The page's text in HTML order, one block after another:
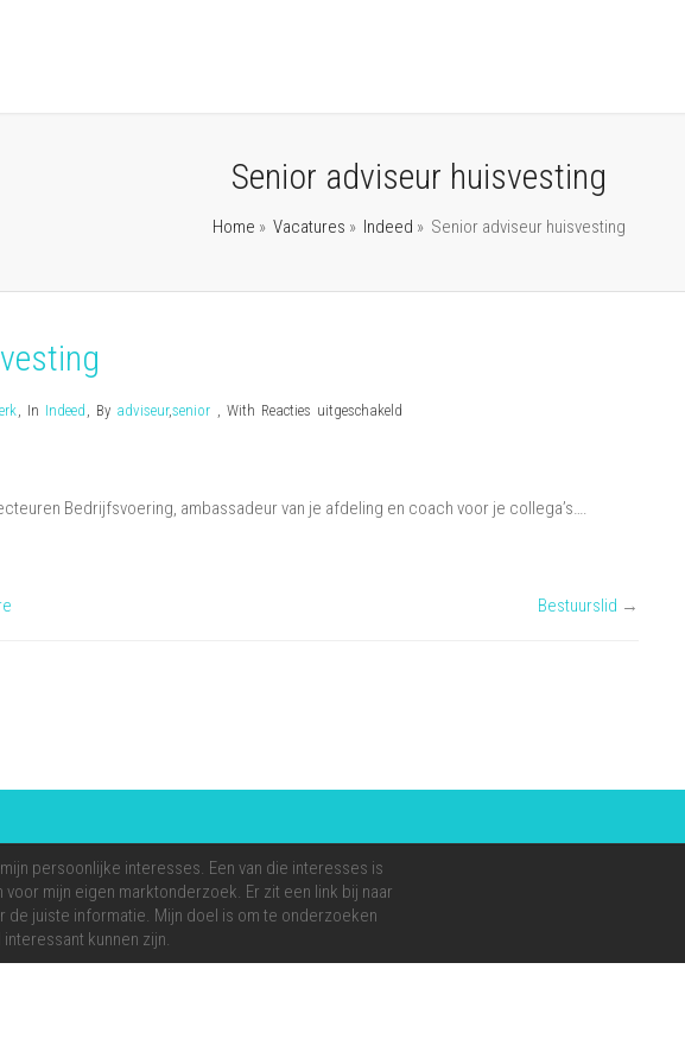
Senior adviseur huisvesting
Home » Vacatures » Indeed » Senior adviseur huisvesting
, In Indeed , By adviseur,senior , With Reacties uitgeschakeld
huisvesting
Bedrijfsvoering, ambassadeur van je afdeling en coach voor je collega’s….
Bestuurslid →
persoonlijke interesses. Een van die interesses is
mijn eigen marktonderzoek. Er zit een link bij naar
de juiste informatie. Mijn doel is om te onderzoeken
kunnen zijn.